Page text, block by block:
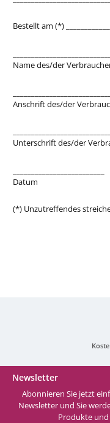
Bestellt am (*)
Name des/der
Anschrift des/der
Unterschrift des/der
Datum
(*) Unzutreffendes
Newsletter
Abonnieren Sie jetzt
Newsletter und Sie
Produkte